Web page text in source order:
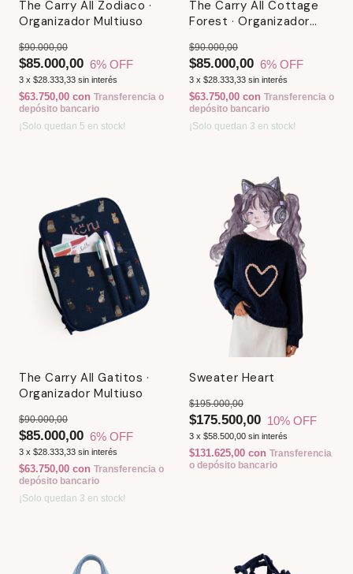
The Carry All Zodiaco ·
Organizador Multiuso
$85.000,00
$90.000,00
6% OFF
3 x $28.333,33 sin interés
$63.750,00 con Transferencia o
depósito bancario
¡Solo quedan 5 en stock!
The Carry All Cottage
Forest · Organizador
$85.000,00
$90.000,00
6% OFF
3 x $28.333,33 sin interés
$63.750,00 con Transferencia o
depósito bancario
¡Solo quedan 3 en stock!
The Carry All Gatitos ·
Organizador Multiuso
$85.000,00
$90.000,00
6% OFF
3 x $28.333,33 sin interés
$63.750,00 con Transferencia o
depósito bancario
¡Solo quedan 3 en stock!
Sweater Heart
$175.500,00
$195.000,00
10% OFF
3 x $58.500,00 sin interés
$131.625,00 con Transferencia
o depósito bancario